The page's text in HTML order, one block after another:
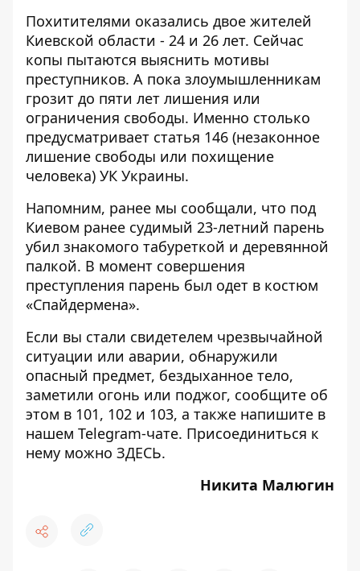
Похитителями оказались двое жителей
Киевской области - 24 и 26 лет. Сейчас
копы пытаются выяснить мотивы
преступников. А пока злоумышленникам
грозит до пяти лет лишения или
ограничения свободы. Именно столько
предусматривает статья 146 (незаконное
лишение свободы или похищение
человека) УК Украины.
Напомним, ранее мы сообщали, что под
Киевом ранее судимый 23-летний парень
убил знакомого табуреткой и деревянной
палкой. В момент совершения
преступления парень был одет в костюм
«Спайдермена».
Если вы стали свидетелем чрезвычайной
ситуации или аварии, обнаружили
опасный предмет, бездыханное тело,
заметили огонь или поджог, сообщите об
этом в 101, 102 и 103, а также напишите в
нашем Telegram-чате. Присоединиться к
нему можно ЗДЕСЬ.
Никита Малюгин